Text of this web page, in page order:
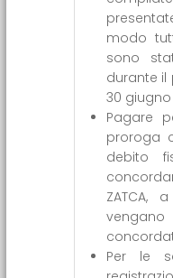
modo
sono
durante
30 giugno
Pagare
proroga
debito
ZATCA,
Per le